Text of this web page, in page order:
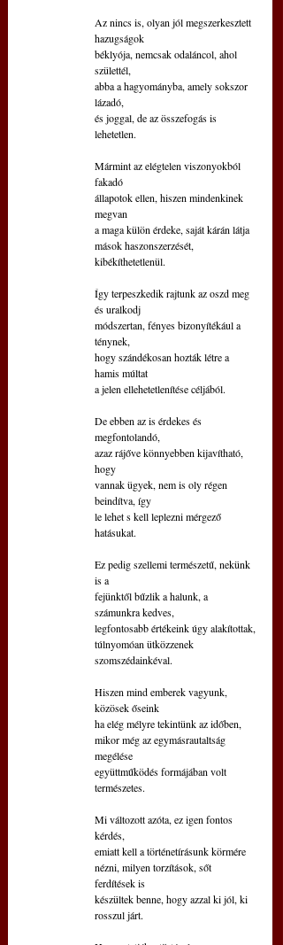
Az nincs is, olyan jól megszerkesztett
hazugságok
béklyója, nemcsak odaláncol, ahol
születtél,
abba a hagyományba, amely sokszor
lázadó,
és joggal, de az összefogás is
lehetetlen.
Mármint az elégtelen viszonyokból
fakadó
állapotok ellen, hiszen mindenkinek
megvan
a maga külön érdeke, saját kárán látja
mások haszonszerzését,
kibékíthetetlenül.
Így terpeszkedik rajtunk az oszd meg
és uralkodj
módszertan, fényes bizonyítékául a
ténynek,
hogy szándékosan hozták létre a
hamis múltat
a jelen ellehetetlenítése céljából.
De ebben az is érdekes és
megfontolandó,
azaz rájőve könnyebben kijavítható,
hogy
vannak ügyek, nem is oly régen
beindítva, így
le lehet s kell leplezni mérgező
hatásukat.
Ez pedig szellemi természetű, nekünk
is a
fejünktől bűzlik a halunk, a
számunkra kedves,
legfontosabb értékeink úgy alakítottak,
túlnyomóan ütközzenek
szomszédainkéval.
Hiszen mind emberek vagyunk,
közösek őseink
ha elég mélyre tekintünk az időben,
mikor még az egymásrautaltság
megélése
együttműködés formájában volt
természetes.
Mi változott azóta, ez igen fontos
kérdés,
emiatt kell a történetírásunk körmére
nézni, milyen torzítások, sőt
ferdítések is
készültek benne, hogy azzal ki jól, ki
rosszul járt.